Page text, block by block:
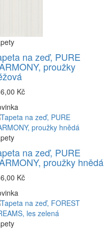
na zeď, PURE
proužky
Kč
na zeď, PURE
proužky hnědá
Kč